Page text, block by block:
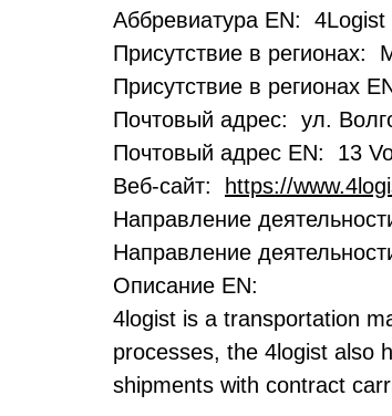
Аббревиатура EN: 4Logist
Присутствие в регионах:
Присутствие в регионах
Почтовый адрес: ул.
Почтовый адрес EN: 13
Веб-сайт:
https://
Направление
Направление
Описание EN:
4logist is a transportation
processes, the 4logist also
shipments with contract